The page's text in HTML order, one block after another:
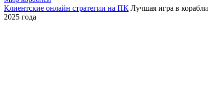
Клиентские онлайн стратегии на ПК Лучшая игра в корабли
2025 года